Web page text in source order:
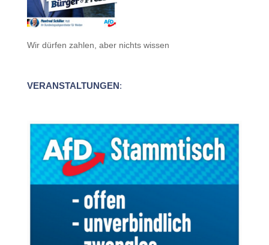
Wir dürfen zahlen, aber nichts wissen
VERANSTALTUNGEN: